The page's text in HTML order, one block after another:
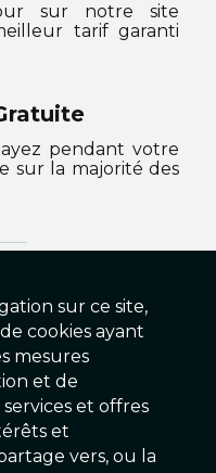
sur notre site
tarif garanti
pendant votre
sur la majorité des
sur ce site,
cookies ayant
mesures
et de
et offres
et
vers, ou la